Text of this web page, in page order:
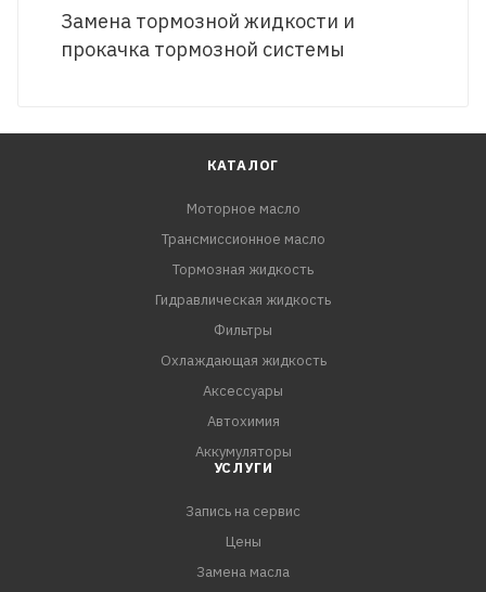
Замена тормозной жидкости и
прокачка тормозной системы
КАТАЛОГ
Моторное масло
Трансмиссионное масло
Тормозная жидкость
Гидравлическая жидкость
Фильтры
Охлаждающая жидкость
Аксессуары
Автохимия
Аккумуляторы
УСЛУГИ
Запись на сервис
Цены
Замена масла